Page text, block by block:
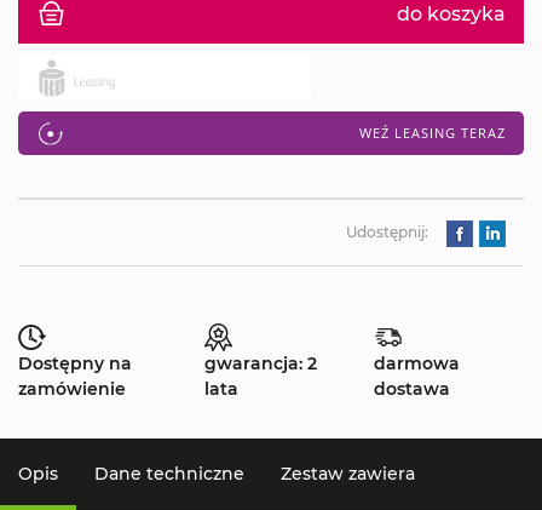
do koszyka
WEŹ LEASING TERAZ
Udostępnij:
Dostępny na
zamówienie
gwarancja: 2
lata
darmowa
dostawa
Opis Dane techniczne Zestaw zawiera